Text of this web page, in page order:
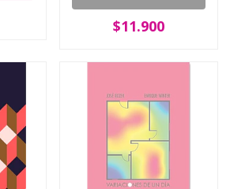
$11.900